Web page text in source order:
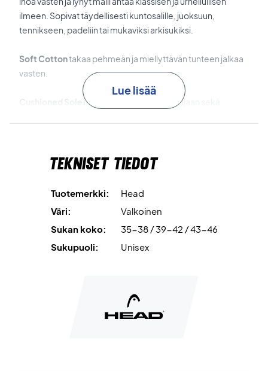
ilmeen. Sopivat täydellisesti kuntosalille, juoksuun,
tennikseen, padeliin tai mukaviksi arkisukiksi.
Soft Cottontakaa pehmeän ja miellyttävän tunteen jalkaa
vasten.
lisää mukavuutta jalkapohjaan sekä
pysyy hyvin ja tukevasti paikallaan.
Täydennä laatikkosi mukavuudella – osta Head Training
White.
Materiaali:78% puuvilla, 16% polyesteri, 4% polyamidi, 2%
elastaani.
Lue lisää
Tekniset tiedot
Tuotemerkki:
Head
Väri:
Valkoinen
Sukan koko:
35-38 / 39-42 / 43-46
Sukupuoli:
Unisex